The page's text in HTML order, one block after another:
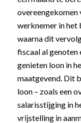
overeengekomen
werknemer in het
waarna dit
fiscaal al genoten
genieten loon in
maatgevend. Dit
loon – zoals een
salarisstijging in
vrijstelling in